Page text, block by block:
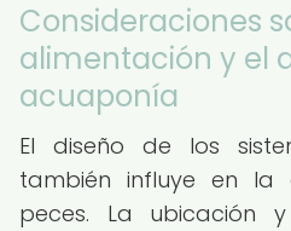
Consideraciones
alimentación y el
acuaponía
El diseño de los
también influye en la
peces. La ubicación